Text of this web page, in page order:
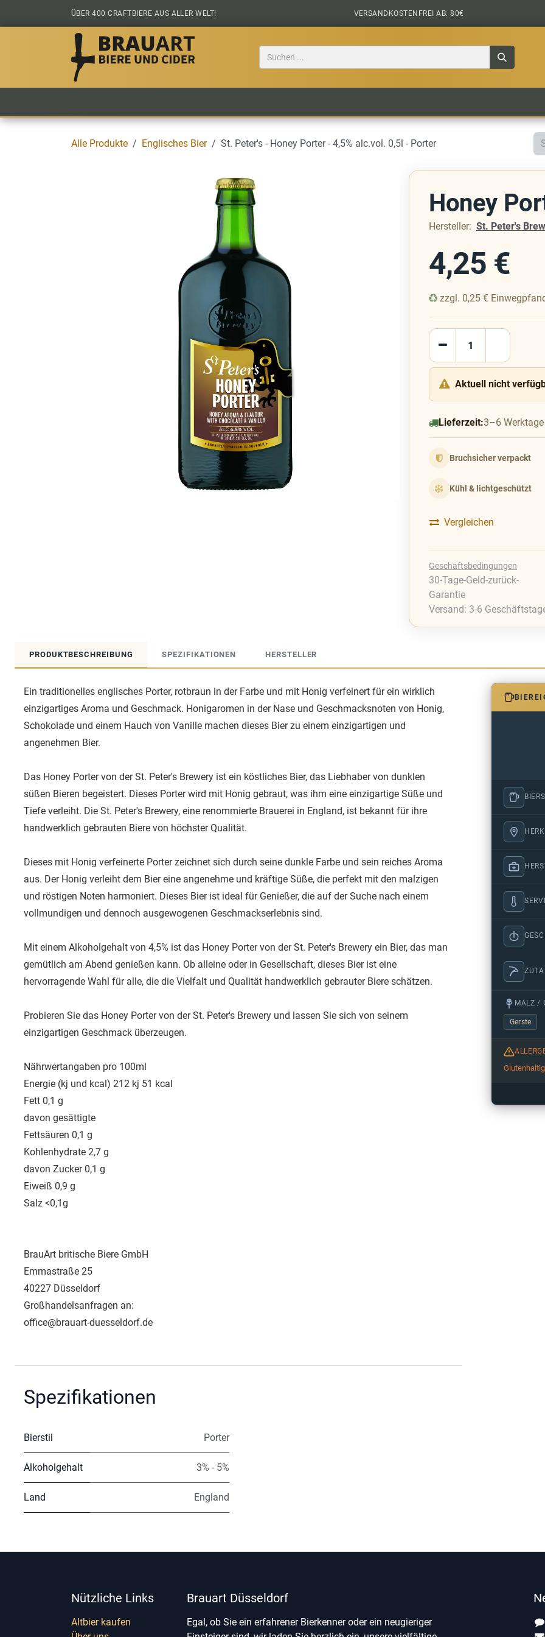
Zum Inhalt springen
ÜBER 400 CRAFTBIERE AUS ALLER WELT! VERSANDKOSTENFREI AB: 80€
Alle Produkte Englisches Bier St. Peter's - Honey Porter - 4,5% alc.vol. 0,5l - Porter
Honey
Hersteller: St. Peter's
4,25 €
zzgl. 0,25 €
Aktuell nicht
Lieferzeit:3–6 Werktage
Bruchsicher verpackt
Kühl & lichtgeschützt
Vergleichen
Geschäftsbedingungen
30-Tage-Geld-zurück-
Garantie
Versand: 3-6
PRODUKTBESCHREIBUNG SPEZIFIKATIONEN HERSTELLER
Ein traditionelles englisches Porter, rotbraun in der Farbe und mit Honig verfeinert für ein wirklich
einzigartiges Aroma und Geschmack. Honigaromen in der Nase und Geschmacksnoten von Honig,
Schokolade und einem Hauch von Vanille machen dieses Bier zu einem einzigartigen und
angenehmen Bier.
Das Honey Porter von der St. Peter's Brewery ist ein köstliches Bier, das Liebhaber von dunklen
süßen Bieren begeistert. Dieses Porter wird mit Honig gebraut, was ihm eine einzigartige Süße und
Tiefe verleiht. Die St. Peter's Brewery, eine renommierte Brauerei in England, ist bekannt für ihre
handwerklich gebrauten Biere von höchster Qualität.
Dieses mit Honig verfeinerte Porter zeichnet sich durch seine dunkle Farbe und sein reiches Aroma
aus. Der Honig verleiht dem Bier eine angenehme und kräftige Süße, die perfekt mit den malzigen
und röstigen Noten harmoniert. Dieses Bier ist ideal für Genießer, die auf der Suche nach einem
vollmundigen und dennoch ausgewogenen Geschmackserlebnis sind.
Mit einem Alkoholgehalt von 4,5% ist das Honey Porter von der St. Peter's Brewery ein Bier, das man
gemütlich am Abend genießen kann. Ob alleine oder in Gesellschaft, dieses Bier ist eine
hervorragende Wahl für alle, die die Vielfalt und Qualität handwerklich gebrauter Biere schätzen.
Probieren Sie das Honey Porter von der St. Peter's Brewery und lassen Sie sich von seinem
einzigartigen Geschmack überzeugen.
Nährwertangaben pro 100ml
Energie (kj und kcal) 212 kj 51 kcal
Fett 0,1 g
davon gesättigte
Fettsäuren 0,1 g
Kohlenhydrate 2,7 g
davon Zucker 0,1 g
Eiweiß 0,9 g
Salz <0,1g
BrauArt britische Biere GmbH
Emmastraße 25
40227 Düsseldorf
Großhandelsanfragen an:
office@brauart-duesseldorf.de
Spezifikationen
Bierstil Porter
Alkoholgehalt 3% - 5%
Land England
MALZ /
Gerste
Nützliche Links
Altbier kaufen
Brauart Düsseldorf
Egal, ob Sie ein erfahrener Bierkenner oder ein neugieriger